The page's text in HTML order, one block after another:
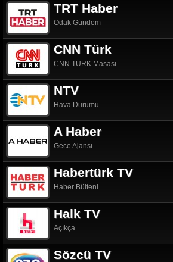
TRT Haber
Odak Gündem
CNN Türk
CNN TÜRK Masası
NTV
Hava Durumu
A Haber
Gece Ajansı
Habertürk TV
Haber Bülteni
Halk TV
Açıkça
Sözcü TV